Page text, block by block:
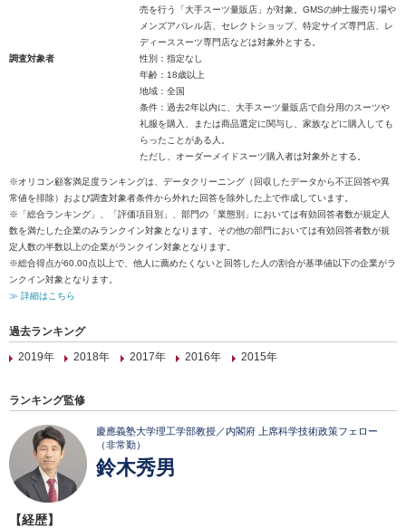
売を行う「大手スーツ量販店」が対象。GMSの紳士服売り場や
メンズアパレル店、セレクトショップ、特定サイズ専門店、レ
ディーススーツ専門店などは対象外とする。
調査対象者
性別：指定なし
年齢：18歳以上
地域：全国
条件：過去2年以内に、大手スーツ量販店で自分用のスーツや
礼服を購入、または商品選定に関与し、家族などに購入しても
らったことがある人。
ただし、オーダーメイドスーツ購入者は対象外とする。
※オリコン顧客満足度ランキングは、データクリーニング（回収したデータから不正回答や異
常値を排除）および調査対象者条件から外れた回答を除外した上で作成しています。
※「総合ランキング」、「評価項目別」、部門の「業態別」においては有効回答者数が規定人
数を満たした企業のみランクイン対象となります。その他の部門においては有効回答者数が規
定人数の半数以上の企業がランクイン対象となります。
※総合得点が60.00点以上で、他人に薦めたくないと回答した人の割合が基準値以下の企業がラ
ンクイン対象となります。
≫ 詳細はこちら
過去ランキング
2019年
2018年 2017年 2016年 2015年
ランキング監修
慶應義塾大学理工学部教授／内閣府 上席科学技術政策フェロー
（非常勤）
鈴木秀男
【経歴】